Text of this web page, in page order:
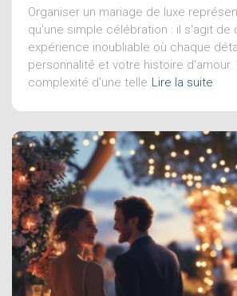
Organiser un mariage de luxe
qu'une simple célébration : il s'agit de
expérience inoubliable où chaque
personnalité et votre histoire d'amour.
complexité d'une telle Lire la suite